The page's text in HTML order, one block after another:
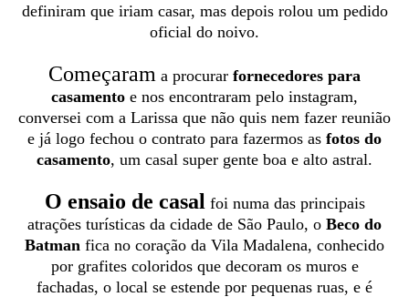
definiram que iriam casar, mas depois rolou um pedido
oficial do noivo.
Começaram a procurar fornecedores para
casamento e nos encontraram pelo instagram,
conversei com a Larissa que não quis nem fazer reunião
e já logo fechou o contrato para fazermos as fotos do
casamento, um casal super gente boa e alto astral.
O ensaio de casal foi numa das principais
atrações turísticas da cidade de São Paulo, o Beco do
Batman fica no coração da Vila Madalena, conhecido
por grafites coloridos que decoram os muros e
fachadas, o local se estende por pequenas ruas, e é